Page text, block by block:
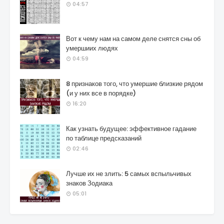
04:57
Вот к чему нам на самом деле снятся сны об
умершиих людях
04:59
8 признаков того, что умершие близкие рядом
(и у них все в порядке)
16:20
Как узнать будущее: эффективное гадание
по таблице предсказаний
02:46
Лучше их не злить: 5 самых вспыльчивых
знаков Зодиака
05:01